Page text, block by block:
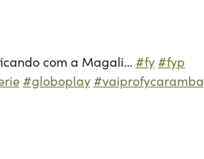
com a Magali… #fy#fyp
#globoplay #vaiprofycaramba